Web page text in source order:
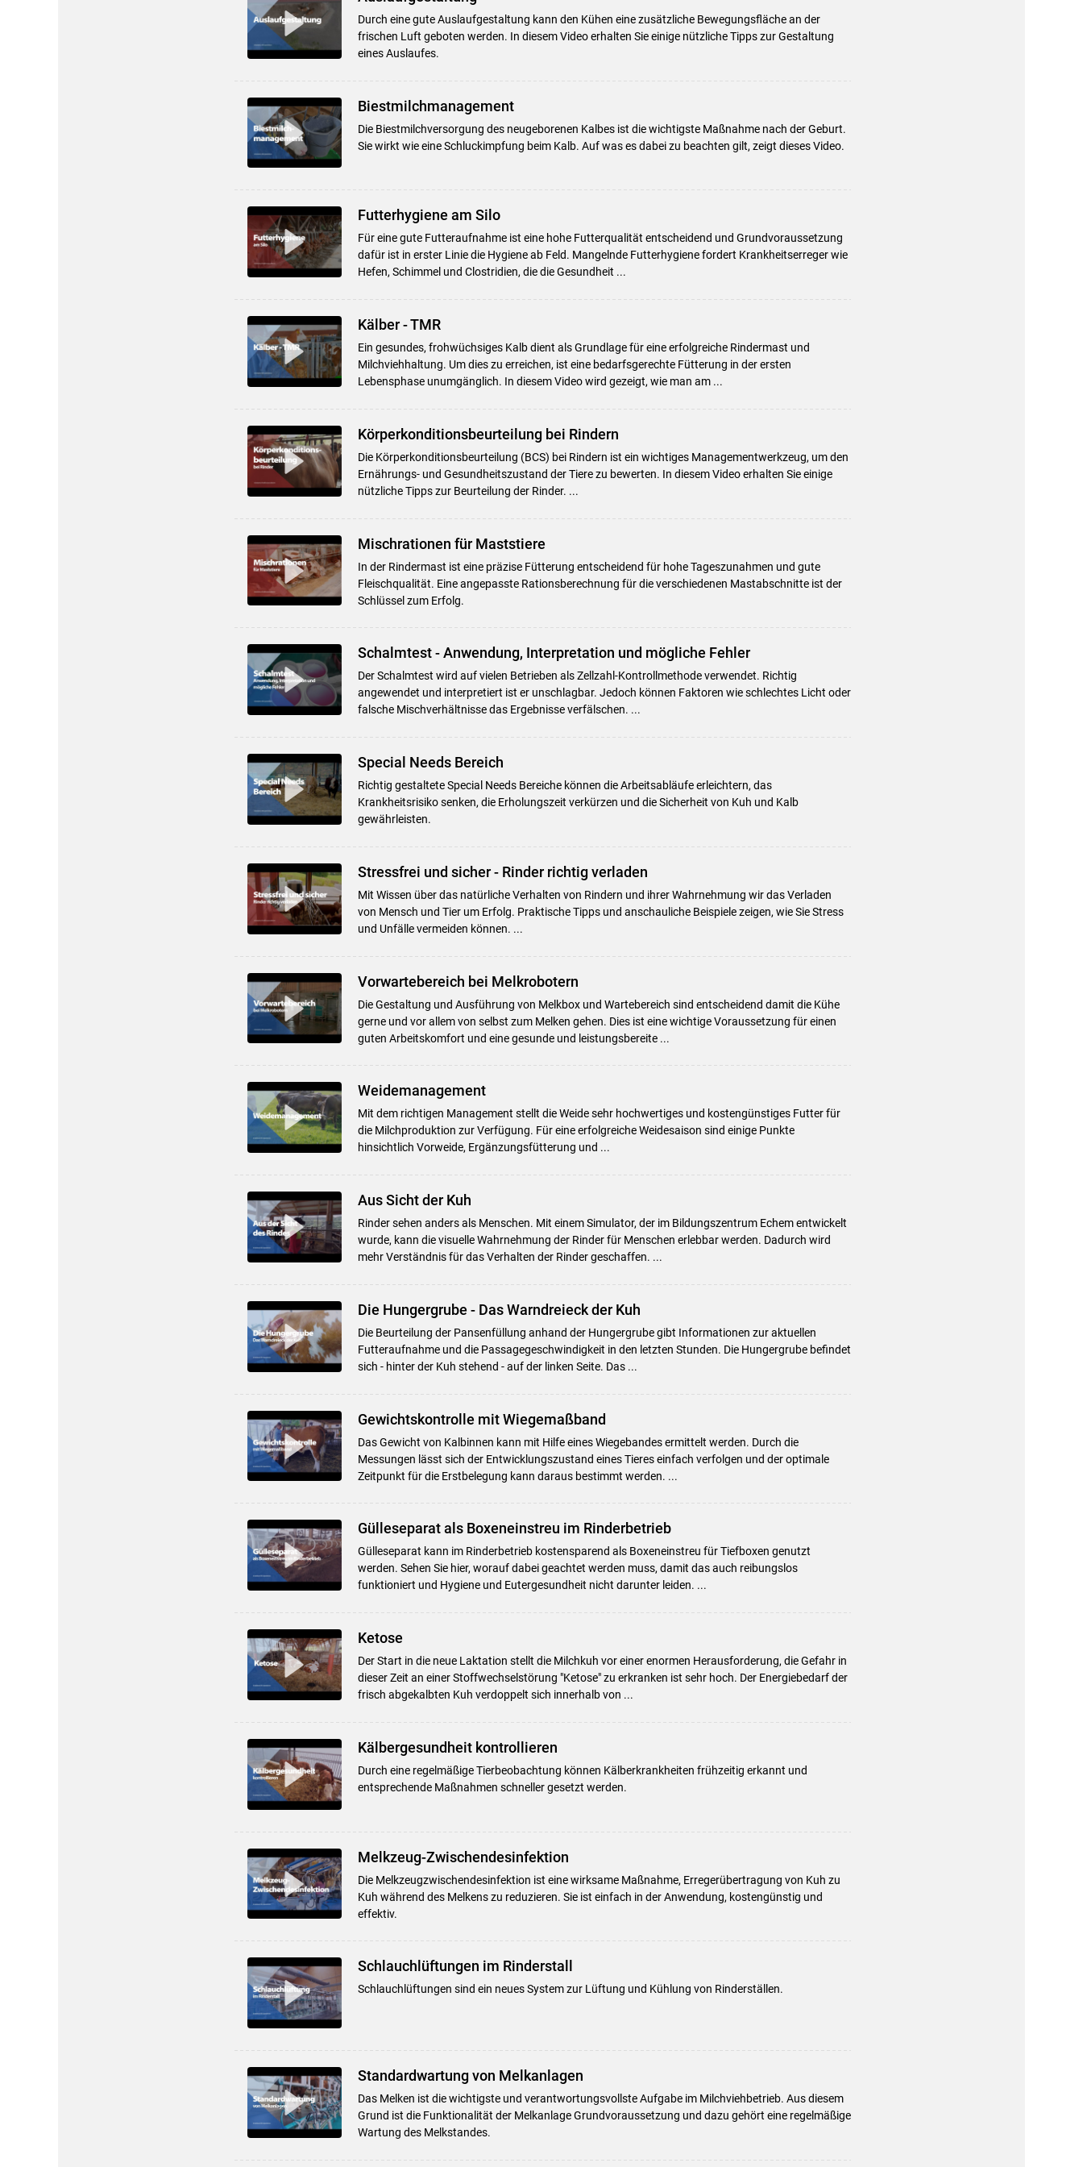
Skip to main content
Durch eine gute Auslaufgestaltung kann den Kühen eine zusätzliche Bewegungsfläche an der
frischen Luft geboten werden. In diesem Video erhalten Sie einige nützliche Tipps zur Gestaltung
eines Auslaufes.
Biestmilchmanagement
Die Biestmilchversorgung des neugeborenen Kalbes ist die wichtigste Maßnahme nach der Geburt.
Sie wirkt wie eine Schluckimpfung beim Kalb. Auf was es dabei zu beachten gilt, zeigt dieses Video.
Futterhygiene am Silo
Für eine gute Futteraufnahme ist eine hohe Futterqualität entscheidend und Grundvoraussetzung
dafür ist in erster Linie die Hygiene ab Feld. Mangelnde Futterhygiene fordert Krankheitserreger wie
Hefen, Schimmel und Clostridien, die die Gesundheit ...
Kälber - TMR
Ein gesundes, frohwüchsiges Kalb dient als Grundlage für eine erfolgreiche Rindermast und
Milchviehhaltung. Um dies zu erreichen, ist eine bedarfsgerechte Fütterung in der ersten
Lebensphase unumgänglich. In diesem Video wird gezeigt, wie man am ...
Körperkonditionsbeurteilung bei Rindern
Die Körperkonditionsbeurteilung (BCS) bei Rindern ist ein wichtiges Managementwerkzeug, um den
Ernährungs- und Gesundheitszustand der Tiere zu bewerten. In diesem Video erhalten Sie einige
nützliche Tipps zur Beurteilung der Rinder. ...
Mischrationen für Maststiere
In der Rindermast ist eine präzise Fütterung entscheidend für hohe Tageszunahmen und gute
Fleischqualität. Eine angepasste Rationsberechnung für die verschiedenen Mastabschnitte ist der
Schlüssel zum Erfolg.
Schalmtest - Anwendung, Interpretation und mögliche Fehler
Der Schalmtest wird auf vielen Betrieben als Zellzahl-Kontrollmethode verwendet. Richtig
angewendet und interpretiert ist er unschlagbar. Jedoch können Faktoren wie schlechtes Licht oder
falsche Mischverhältnisse das Ergebnisse verfälschen. ...
Special Needs Bereich
Richtig gestaltete Special Needs Bereiche können die Arbeitsabläufe erleichtern, das
Krankheitsrisiko senken, die Erholungszeit verkürzen und die Sicherheit von Kuh und Kalb
gewährleisten.
Stressfrei und sicher - Rinder richtig verladen
Mit Wissen über das natürliche Verhalten von Rindern und ihrer Wahrnehmung wir das Verladen
von Mensch und Tier um Erfolg. Praktische Tipps und anschauliche Beispiele zeigen, wie Sie Stress
und Unfälle vermeiden können. ...
Vorwartebereich bei Melkrobotern
Die Gestaltung und Ausführung von Melkbox und Wartebereich sind entscheidend damit die Kühe
gerne und vor allem von selbst zum Melken gehen. Dies ist eine wichtige Voraussetzung für einen
guten Arbeitskomfort und eine gesunde und leistungsbereite ...
Weidemanagement
Mit dem richtigen Management stellt die Weide sehr hochwertiges und kostengünstiges Futter für
die Milchproduktion zur Verfügung. Für eine erfolgreiche Weidesaison sind einige Punkte
hinsichtlich Vorweide, Ergänzungsfütterung und ...
Aus Sicht der Kuh
Rinder sehen anders als Menschen. Mit einem Simulator, der im Bildungszentrum Echem entwickelt
wurde, kann die visuelle Wahrnehmung der Rinder für Menschen erlebbar werden. Dadurch wird
mehr Verständnis für das Verhalten der Rinder geschaffen. ...
Die Hungergrube - Das Warndreieck der Kuh
Die Beurteilung der Pansenfüllung anhand der Hungergrube gibt Informationen zur aktuellen
Futteraufnahme und die Passagegeschwindigkeit in den letzten Stunden. Die Hungergrube befindet
sich - hinter der Kuh stehend - auf der linken Seite. Das ...
Gewichtskontrolle mit Wiegemaßband
Das Gewicht von Kalbinnen kann mit Hilfe eines Wiegebandes ermittelt werden. Durch die
Messungen lässt sich der Entwicklungszustand eines Tieres einfach verfolgen und der optimale
Zeitpunkt für die Erstbelegung kann daraus bestimmt werden. ...
Gülleseparat als Boxeneinstreu im Rinderbetrieb
Gülleseparat kann im Rinderbetrieb kostensparend als Boxeneinstreu für Tiefboxen genutzt
werden. Sehen Sie hier, worauf dabei geachtet werden muss, damit das auch reibungslos
funktioniert und Hygiene und Eutergesundheit nicht darunter leiden. ...
Ketose
Der Start in die neue Laktation stellt die Milchkuh vor einer enormen Herausforderung, die Gefahr in
dieser Zeit an einer Stoffwechselstörung "Ketose" zu erkranken ist sehr hoch. Der Energiebedarf der
frisch abgekalbten Kuh verdoppelt sich innerhalb von ...
Kälbergesundheit kontrollieren
Durch eine regelmäßige Tierbeobachtung können Kälberkrankheiten frühzeitig erkannt und
entsprechende Maßnahmen schneller gesetzt werden.
Melkzeug-Zwischendesinfektion
Die Melkzeugzwischendesinfektion ist eine wirksame Maßnahme, Erregerübertragung von Kuh zu
Kuh während des Melkens zu reduzieren. Sie ist einfach in der Anwendung, kostengünstig und
effektiv.
Schlauchlüftungen im Rinderstall
Schlauchlüftungen sind ein neues System zur Lüftung und Kühlung von Rinderställen.
Standardwartung von Melkanlagen
Das Melken ist die wichtigste und verantwortungsvollste Aufgabe im Milchviehbetrieb. Aus diesem
Grund ist die Funktionalität der Melkanlage Grundvoraussetzung und dazu gehört eine regelmäßige
Wartung des Melkstandes.